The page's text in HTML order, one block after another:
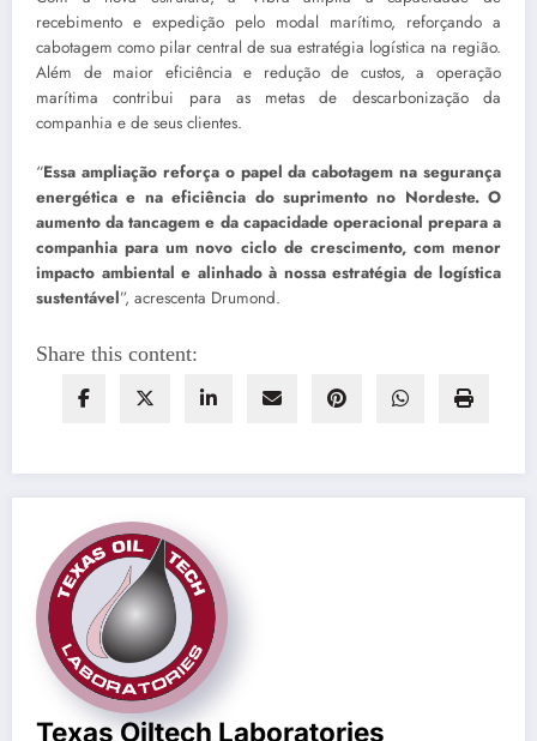
recebimento e expedição pelo modal marítimo, reforçando a
cabotagem como pilar central de sua estratégia logística na região.
Além de maior eficiência e redução de custos, a operação
marítima contribui para as metas de descarbonização da
companhia e de seus clientes.
“Essa ampliação reforça o papel da cabotagem na segurança
energética e na eficiência do suprimento no Nordeste. O
aumento da tancagem e da capacidade operacional prepara a
companhia para um novo ciclo de crescimento, com menor
impacto ambiental e alinhado à nossa estratégia de logística
sustentável”, acrescenta Drumond.
Share this content:
Texas Oiltech Laboratories